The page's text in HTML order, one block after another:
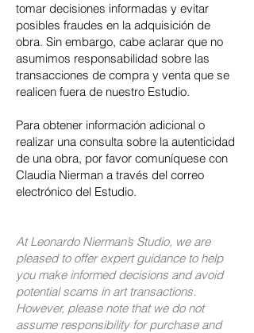
tomar decisiones informadas y evitar
posibles fraudes en la adquisición de
obra. Sin embargo, cabe aclarar que no
asumimos responsabilidad sobre las
transacciones de compra y venta que se
realicen fuera de nuestro Estudio.
Para obtener información adicional o
realizar una consulta sobre la autenticidad
de una obra, por favor comuníquese con
Claudia Nierman a través del correo
electrónico del Estudio.
At Leonardo Nierman’s Studio, we are
pleased to offer expert guidance to help
you make informed decisions and avoid
potential scams in art transactions.
However, please note that we do not
assume responsibility for purchase and